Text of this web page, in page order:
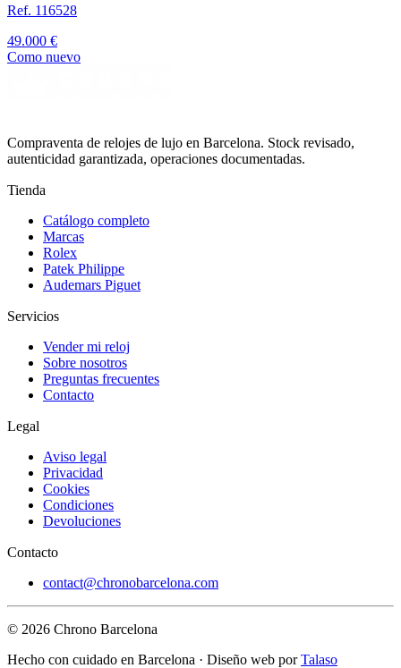
Ref. 116528
49.000 €
Como nuevo
Compraventa de relojes de lujo en Barcelona. Stock revisado,
autenticidad garantizada, operaciones documentadas.
Tienda
Catálogo completo
Marcas
Rolex
Patek Philippe
Audemars Piguet
Servicios
Vender mi reloj
Sobre nosotros
Preguntas frecuentes
Contacto
Legal
Aviso legal
Privacidad
Cookies
Condiciones
Devoluciones
Contacto
contact@chronobarcelona.com
© 2026 Chrono Barcelona
Hecho con cuidado en Barcelona · Diseño web porTalaso